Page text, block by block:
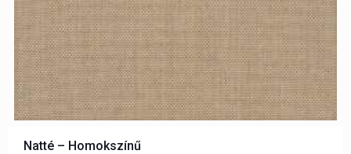
Natté – Homokszínű